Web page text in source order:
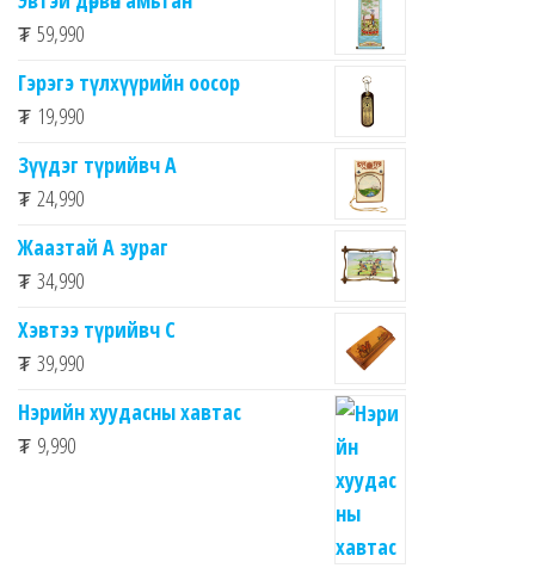
₮ 59,990
Гэрэгэ түлхүүрийн оосор
₮ 19,990
Зүүдэг түрийвч A
₮ 24,990
Жаазтай А зураг
₮ 34,990
Хэвтээ түрийвч C
₮ 39,990
Нэрийн хуудасны хавтас
₮ 9,990